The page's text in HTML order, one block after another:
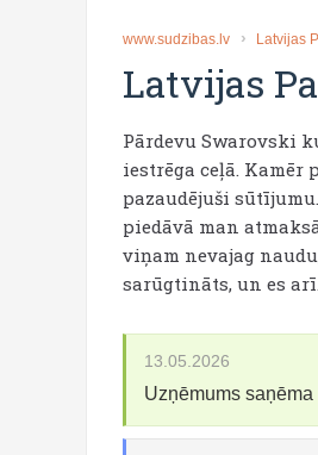
www.sudzibas.lv Latvijas
Latvijas
Pārdevu Swarovski
iestrēga ceļā.
pazaudējuši
piedāvā man
viņam nevajag
sarūgtināts, un es
13.05.2026
Uzņēmums